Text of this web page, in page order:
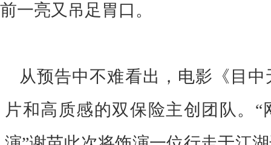
前一亮又吊足胃口。
从预告中不难看出，电影《目
片和高质感的双保险主创团队。 “